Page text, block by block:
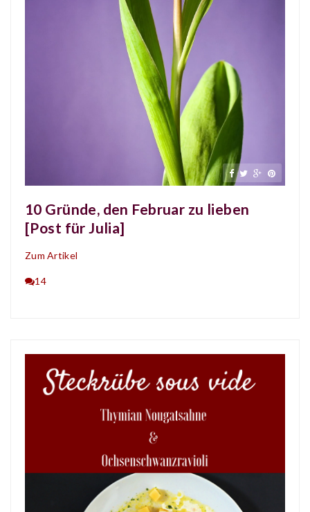
10 Gründe, den Februar zu lieben
[Post für Julia]
Zum Artikel
14